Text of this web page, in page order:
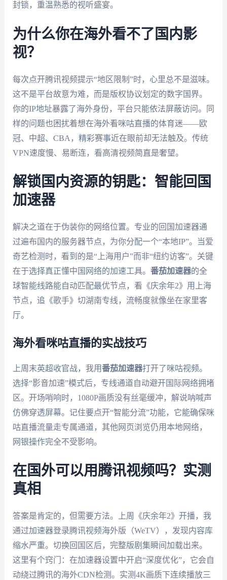
封锁，重温熟悉的视听盛宴。
为什么你在海外看不了国内影
视？
每次点开腾讯视频提示“地区限制”时，心里总不是滋味。
这不是平台故意为难，而是版权协议划定的数字国界。
你的IP地址暴露了海外身份，平台只能依法屏蔽访问。同
样的问题也困扰着想在海外看咪咕直播的体育迷——欧
冠、中超、CBA，精彩赛事近在眼前却无法触及。传统
VPN速度慢、易断连，看高清视频简直是奢望。
解锁国内资源的钥匙：智能回国
加速器
解决之道在于伪装你的网络位置。专业的回国加速器通
过遍布国内的服务器节点，为你分配一个“本地IP”。当爱
奇艺检测时，看到的是“上海用户”而非“纽约访客”。关键
在于选择真正懂中国网络的加速工具。 番茄加速器的全
球智能线路能自动匹配最优节点，看《庆余年2》用上海
节点，追《歌手》切湖南专线，流畅度就像坐在家里客
厅。
海外看咪咕直播的实战技巧
上周末英超收官战，我用番茄加速器打开了咪咕视频。
选择“影音加速”模式后，专线通道自动避开国际网络拥堵
区。开场哨响时，1080P画质没有丝毫缓冲，解说呐喊声
仿佛穿透屏幕。记住要点开“智能分流”功能，它能确保咪
咕直播流量走专属通道，其他网页浏览仍用本地网络，
网银操作完全不受影响。
在国外可以用腾讯视频吗？实测
真相
答案是肯定的，但需要方法。上周《庆余年2》开播，我
通过加速器登录腾讯视频海外版（WeTV），发现内容库
缩水严重。切换回国区后，完整版剧集瞬间加载出来。
这里有个窍门：在加速器设置中开启“深度优化”，它会自
动绕过腾讯的海外CDN检测。实测4K画质下连续播放三